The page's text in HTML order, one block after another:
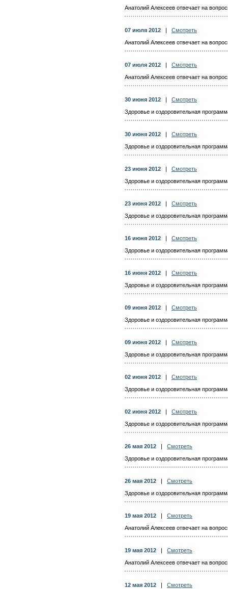
Анатолий Алексеев отвечает на
07 июля 2012
Смотреть
Анатолий Алексеев отвечает на
07 июля 2012
Смотреть
Анатолий Алексеев отвечает на
30 июня 2012
Смотреть
Здоровье и оздоровительная
30 июня 2012
Смотреть
Здоровье и оздоровительная
23 июня 2012
Смотреть
Здоровье и оздоровительная
23 июня 2012
Смотреть
Здоровье и оздоровительная
16 июня 2012
Смотреть
Здоровье и оздоровительная
16 июня 2012
Смотреть
Здоровье и оздоровительная
09 июня 2012
Смотреть
Здоровье и оздоровительная
09 июня 2012
Смотреть
Здоровье и оздоровительная
02 июня 2012
Смотреть
Здоровье и оздоровительная
02 июня 2012
Смотреть
Здоровье и оздоровительная
26 мая 2012
Смотреть
Здоровье и оздоровительная
26 мая 2012
Смотреть
Здоровье и оздоровительная
19 мая 2012
Смотреть
Анатолий Алексеев отвечает на
19 мая 2012
Смотреть
Анатолий Алексеев отвечает на
12 мая 2012
Смотреть